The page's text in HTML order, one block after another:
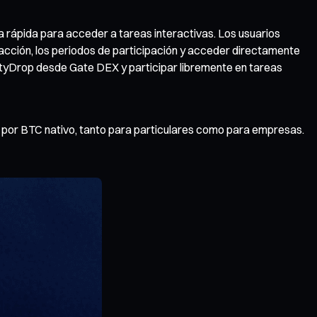
rápida para acceder a tareas interactivas. Los usuarios
los periodos de participación y acceder directamente
desde Gate DEX y participar libremente en tareas
BTC nativo, tanto para particulares como para empresas.